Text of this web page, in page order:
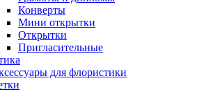
Конверты
Мини открытки
Открытки
Пригласительные
для флористики